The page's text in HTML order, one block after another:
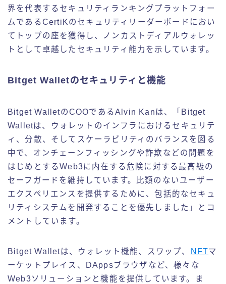
界を代表するセキュリティランキングプラットフォー
ムであるCertiKのセキュリティリーダーボードにおい
てトップの座を獲得し、ノンカストディアルウォレッ
トとして卓越したセキュリティ能力を示しています。
Bitget Walletのセキュリティと機能
Bitget WalletのCOOであるAlvin Kanは、「Bitget
Walletは、ウォレットのインフラにおけるセキュリテ
ィ、分散、そしてスケーラビリティのバランスを図る
中で、オンチェーンフィッシングや詐欺などの問題を
はじめとするWeb3に内在する危険に対する最高級の
セーフガードを維持しています。比類のないユーザー
エクスペリエンスを提供するために、包括的なセキュ
リティシステムを開発することを優先しました」とコ
メントしています。
Bitget Walletは、ウォレット機能、スワップ、 NFTマ
ーケットプレイス、DAppsブラウザなど、様々な
Web3ソリューションと機能を提供しています。ま